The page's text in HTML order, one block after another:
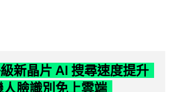
新晶片 AI 搜尋速度提升
人臉識別免上雲端